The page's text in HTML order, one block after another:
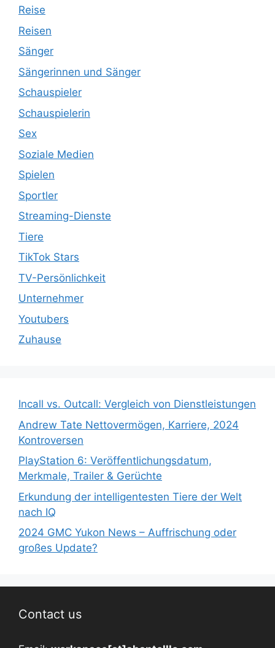
Reise
Reisen
Sänger
Sängerinnen und Sänger
Schauspieler
Schauspielerin
Sex
Soziale Medien
Spielen
Sportler
Streaming-Dienste
Tiere
TikTok Stars
TV-Persönlichkeit
Unternehmer
Youtubers
Zuhause
Incall vs. Outcall: Vergleich von Dienstleistungen
Andrew Tate Nettovermögen, Karriere, 2024
Kontroversen
PlayStation 6: Veröffentlichungsdatum,
Merkmale, Trailer & Gerüchte
Erkundung der intelligentesten Tiere der Welt
nach IQ
2024 GMC Yukon News – Auffrischung oder
großes Update?
Contact us